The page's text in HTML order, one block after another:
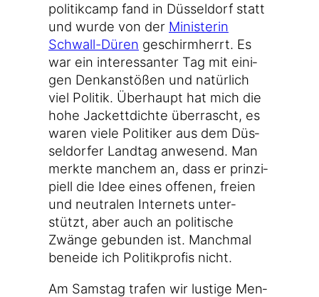
po­li­tik­camp fand in Düs­sel­dorf statt
und wur­de von der Minis­te­rin
Schwall-Düren geschirm­herrt. Es
war ein inter­es­san­ter Tag mit eini­
gen Denk­an­stö­ßen und natür­lich
viel Poli­tik. Über­haupt hat mich die
hohe Jackett­dich­te über­rascht, es
waren vie­le Poli­ti­ker aus dem Düs­
sel­dor­fer Land­tag anwe­send. Man
merk­te man­chem an, dass er prin­zi­
pi­ell die Idee eines offe­nen, frei­en
und neu­tra­len Inter­nets unter­
stützt, aber auch an poli­ti­sche
Zwän­ge gebun­den ist. Manch­mal
benei­de ich Poli­tik­pro­fis nicht.
Am Sams­tag tra­fen wir lus­ti­ge Men­